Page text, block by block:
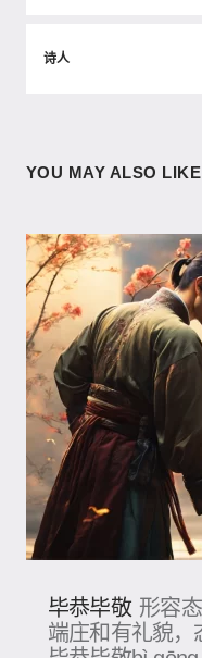
诗人
YOU MAY ALSO LIKE
毕恭毕敬 形容
端庄和有礼貌，